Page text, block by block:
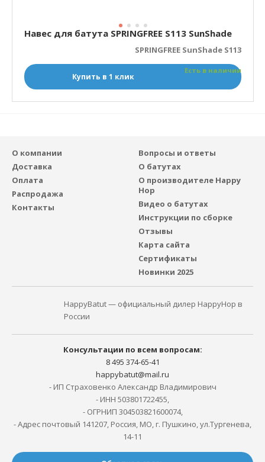
Навес для батута SPRINGFREE S113 SunShade
SPRINGFREE SunShade S113
Есть в наличии
Купить в 1 клик
О компании
Доставка
Оплата
Распродажа
Контакты
Вопросы и ответы
О батутах
О производителе Happy
Hop
Видео о батутах
Инструкции по сборке
Отзывы
Карта сайта
Сертификаты
Новинки 2025
HappyBatut — официальный дилер HappyHop в
России
Консультации по всем вопросам:
8 495 374-65-41
happybatut@mail.ru
- ИП Страховенко Александр Владимирович
- ИНН 503801722455,
- ОГРНИП 304503821600074,
- Адрес почтовый 141207, Россия, МО, г. Пушкино, ул.Тургенева,
14-11